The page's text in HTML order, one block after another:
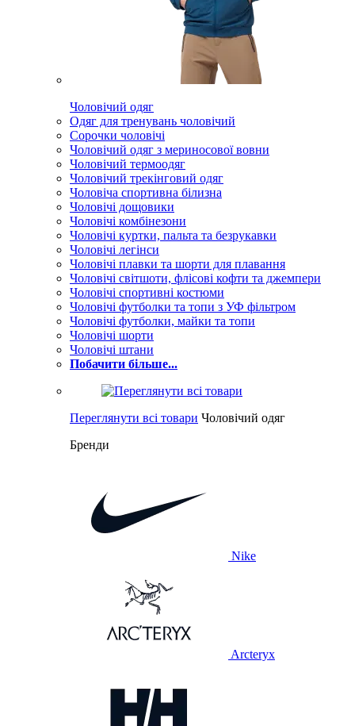
Чоловічий одяг
Одяг для тренувань чоловічий
Сорочки чоловічі
Чоловічий одяг з мериносової вовни
Чоловічий термоодяг
Чоловічий трекінговий одяг
Чоловіча спортивна білизна
Чоловічі дощовики
Чоловічі комбінезони
Чоловічі куртки, пальта та безрукавки
Чоловічі легінси
Чоловічі плавки та шорти для плавання
Чоловічі світшоти, флісові кофти та джемпери
Чоловічі спортивні костюми
Чоловічі футболки та топи з УФ фільтром
Чоловічі футболки, майки та топи
Чоловічі шорти
Чоловічі штани
Побачити більше...
Переглянути всі товари Чоловічий одяг
Бренди
Nike
Arcteryx